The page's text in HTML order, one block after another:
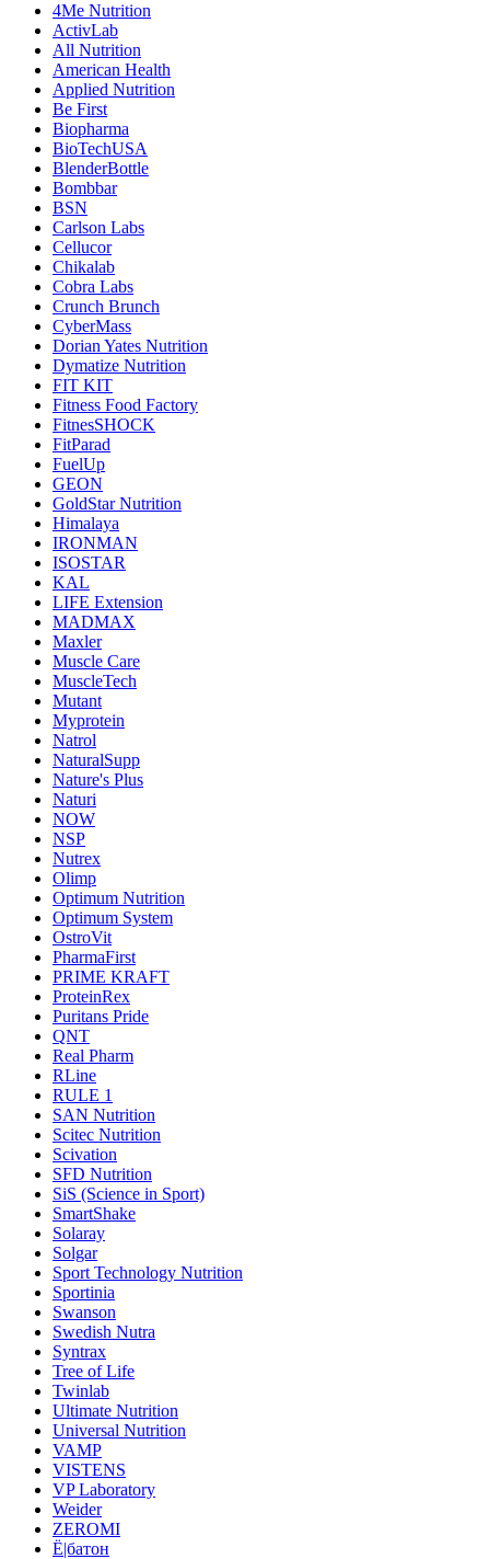
4Me Nutrition
ActivLab
All Nutrition
American Health
Applied Nutrition
Be First
Biopharma
BioTechUSA
BlenderBottle
Bombbar
BSN
Carlson Labs
Cellucor
Chikalab
Cobra Labs
Crunch Brunch
CyberMass
Dorian Yates Nutrition
Dymatize Nutrition
FIT KIT
Fitness Food Factory
FitnesSHOCK
FitParad
FuelUp
GEON
GoldStar Nutrition
Himalaya
IRONMAN
ISOSTAR
KAL
LIFE Extension
MADMAX
Maxler
Muscle Care
MuscleTech
Mutant
Myprotein
Natrol
NaturalSupp
Nature's Plus
Naturi
NOW
NSP
Nutrex
Olimp
Optimum Nutrition
Optimum System
OstroVit
PharmaFirst
PRIME KRAFT
ProteinRex
Puritans Pride
QNT
Real Pharm
RLine
RULE 1
SAN Nutrition
Scitec Nutrition
Scivation
SFD Nutrition
SiS (Science in Sport)
SmartShake
Solaray
Solgar
Sport Technology Nutrition
Sportinia
Swanson
Swedish Nutra
Syntrax
Tree of Life
Twinlab
Ultimate Nutrition
Universal Nutrition
VAMP
VISTENS
VP Laboratory
Weider
ZEROMI
Ё|батон